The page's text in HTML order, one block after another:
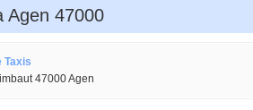
Agen 47000
Taxis
47000 Agen